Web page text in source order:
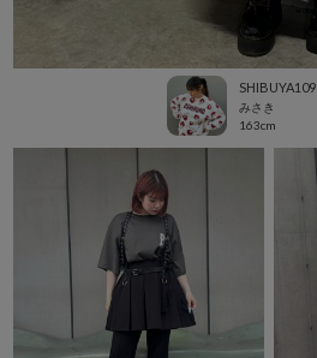
SHIBUYA109
みさき
163cm